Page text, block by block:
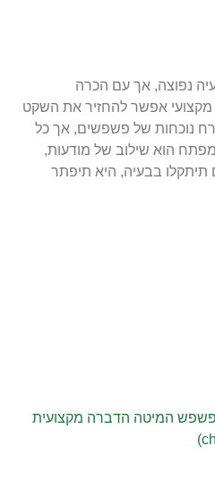
נפוצה, אך עם הכרה
מקצועי אפשר להחזיר את השקט
נוכחות של פשפשים, אך כל
הוא שילוב של מודעות,
תיתקלו בבעיה, היא תיפתר
המיטה הדברה מקצועית